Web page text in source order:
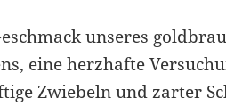
unseres
eine herzhafte
Zwiebeln und zarter